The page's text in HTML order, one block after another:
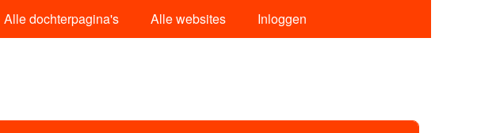
Alle dochterpagina's Alle websites Inloggen